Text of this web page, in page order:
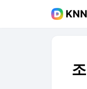
KNN